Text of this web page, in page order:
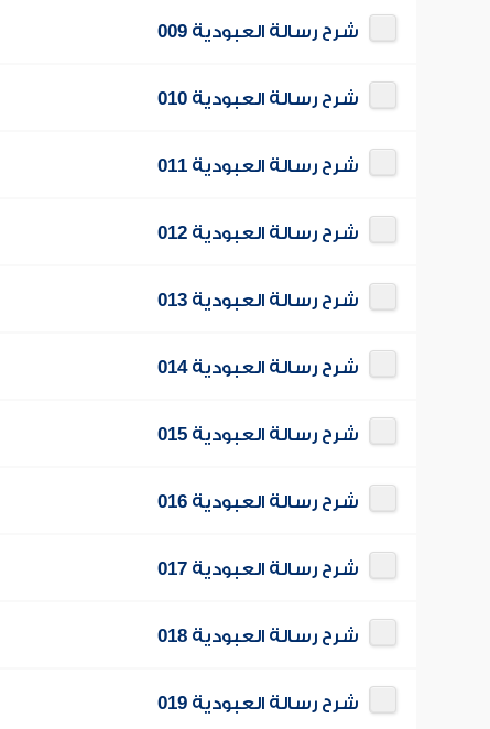
شرح رسالة العبودية 009
شرح رسالة العبودية 010
شرح رسالة العبودية 011
شرح رسالة العبودية 012
شرح رسالة العبودية 013
شرح رسالة العبودية 014
شرح رسالة العبودية 015
شرح رسالة العبودية 016
شرح رسالة العبودية 017
شرح رسالة العبودية 018
شرح رسالة العبودية 019